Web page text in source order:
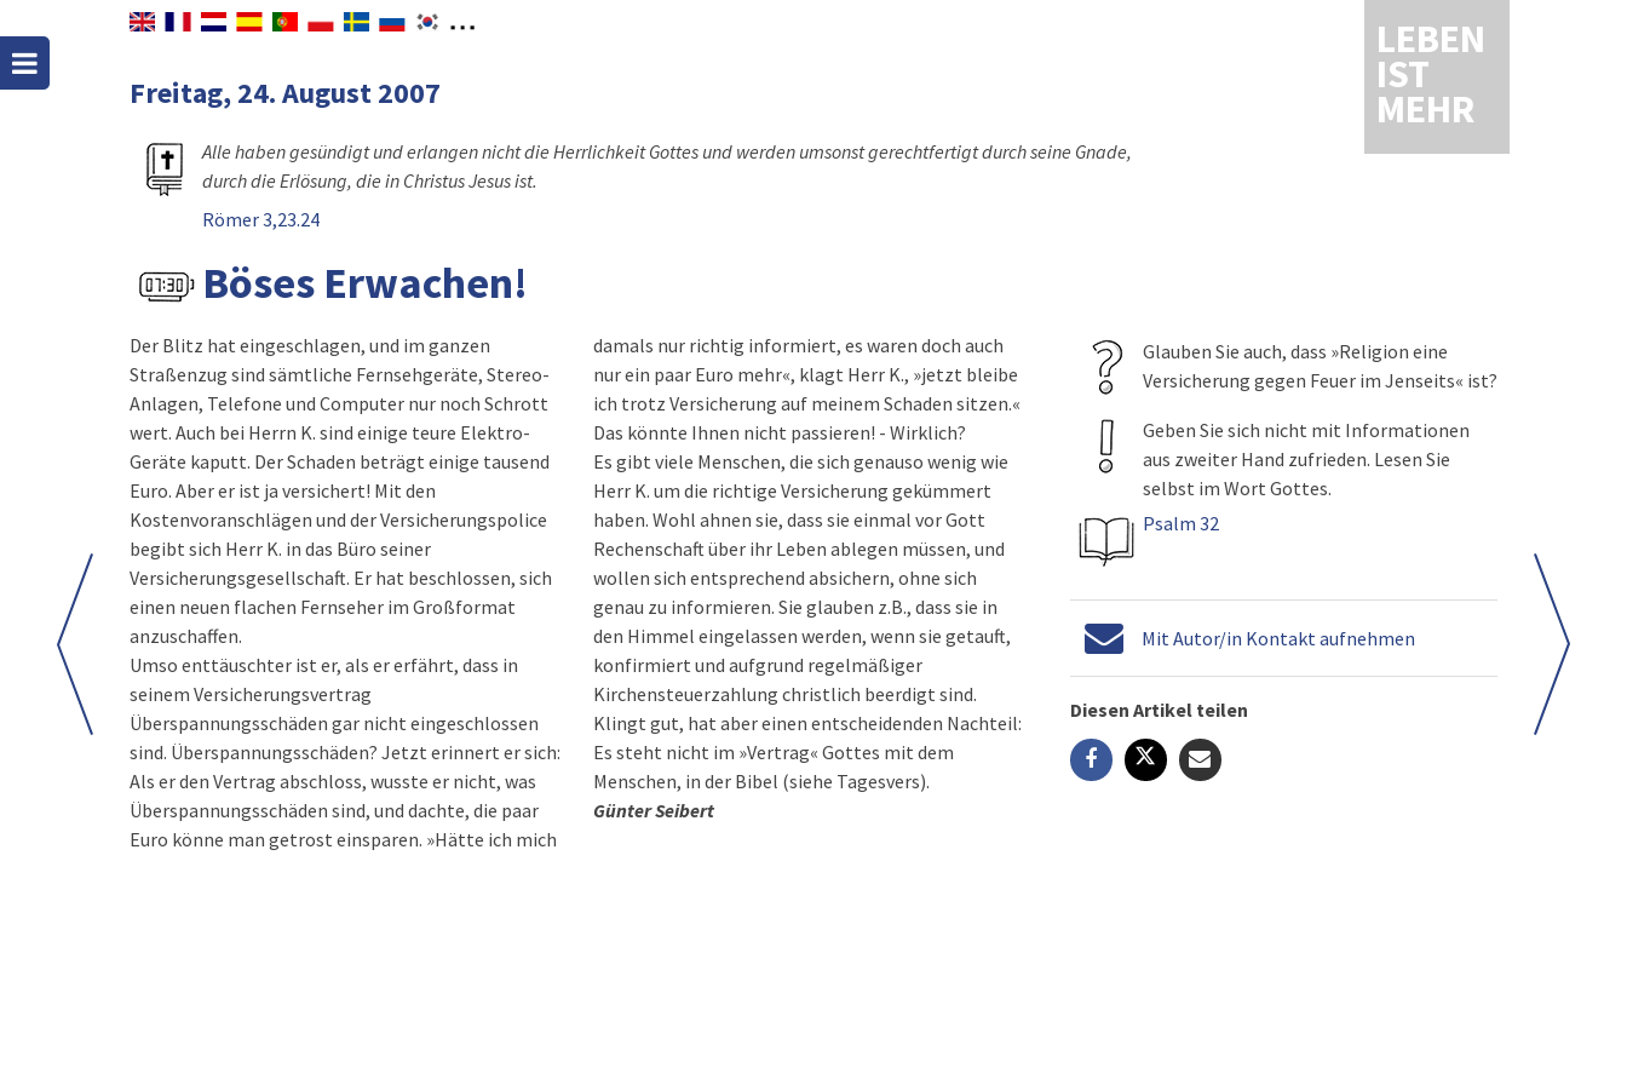
LEBEN
IST
MEHR
Freitag, 24. August 2007
Alle haben gesündigt und erlangen nicht die Herrlichkeit Gottes und werden umsonst gerechtfertigt durch seine Gnade,
durch die Erlösung, die in Christus Jesus ist.
Römer 3,23.24
Böses Erwachen!
Der Blitz hat eingeschlagen, und im ganzen
Straßenzug sind sämtliche Fernsehgeräte, Stereo-
Anlagen, Telefone und Computer nur noch Schrott
wert. Auch bei Herrn K. sind einige teure Elektro-
Geräte kaputt. Der Schaden beträgt einige tausend
Euro. Aber er ist ja versichert! Mit den
Kostenvoranschlägen und der Versicherungspolice
begibt sich Herr K. in das Büro seiner
Versicherungsgesellschaft. Er hat beschlossen, sich
einen neuen flachen Fernseher im Großformat
anzuschaffen.
Umso enttäuschter ist er, als er erfährt, dass in
seinem Versicherungsvertrag
Überspannungsschäden gar nicht eingeschlossen
sind. Überspannungsschäden? Jetzt erinnert er sich:
Als er den Vertrag abschloss, wusste er nicht, was
Überspannungsschäden sind, und dachte, die paar
Euro könne man getrost einsparen. »Hätte ich mich
damals nur richtig informiert, es waren doch auch
nur ein paar Euro mehr«, klagt Herr K., »jetzt bleibe
ich trotz Versicherung auf meinem Schaden sitzen.«
Das könnte Ihnen nicht passieren! - Wirklich?
Es gibt viele Menschen, die sich genauso wenig wie
Herr K. um die richtige Versicherung gekümmert
haben. Wohl ahnen sie, dass sie einmal vor Gott
Rechenschaft über ihr Leben ablegen müssen, und
wollen sich entsprechend absichern, ohne sich
genau zu informieren. Sie glauben z.B., dass sie in
den Himmel eingelassen werden, wenn sie getauft,
konfirmiert und aufgrund regelmäßiger
Kirchensteuerzahlung christlich beerdigt sind.
Klingt gut, hat aber einen entscheidenden Nachteil:
Es steht nicht im »Vertrag« Gottes mit dem
Menschen, in der Bibel (siehe Tagesvers).
Günter Seibert
Glauben Sie auch, dass »Religion eine
Versicherung gegen Feuer im Jenseits« ist?
Geben Sie sich nicht mit Informationen
aus zweiter Hand zufrieden. Lesen Sie
selbst im Wort Gottes.
Psalm 32
Mit Autor/in Kontakt aufnehmen
Diesen Artikel teilen